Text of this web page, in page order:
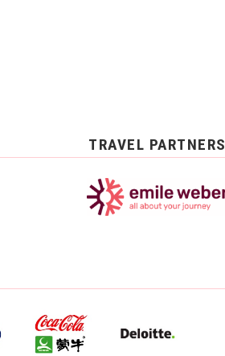
TRAVEL PARTNERS